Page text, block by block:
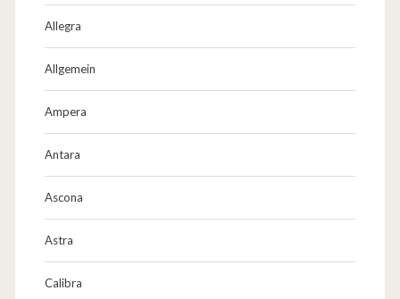
Allegra
Allgemein
Ampera
Antara
Ascona
Astra
Calibra